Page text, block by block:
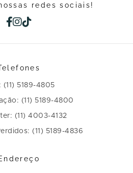
redes sociais!
(11) 5189-4805
(11) 5189-4800
(11) 4003-4132
(11) 5189-4836